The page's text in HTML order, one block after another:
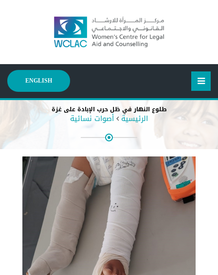
ENGLISH
طلوع النهار في ظل حرب الإبادة على غزة
الرئيسية أصوات نسائية